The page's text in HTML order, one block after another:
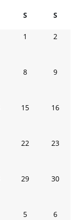
S Samstag
S
01
0
2
0
8
0
9
015
016
0
22
0
23
0
29
0
30
0
5
0
6